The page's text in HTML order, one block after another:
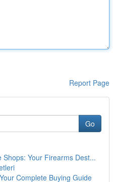
Report Page
Go
Shops: Your Firearms Dest...
Complete Buying Guide